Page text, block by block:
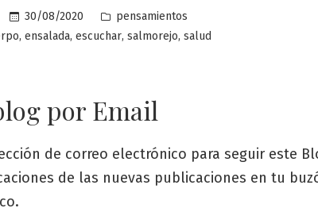
30/08/2020
Publicado
en
pensamientos
, ensalada, escuchar, salmorejo, salud
por Email
de correo electrónico para seguir este
de las nuevas publicaciones en tu